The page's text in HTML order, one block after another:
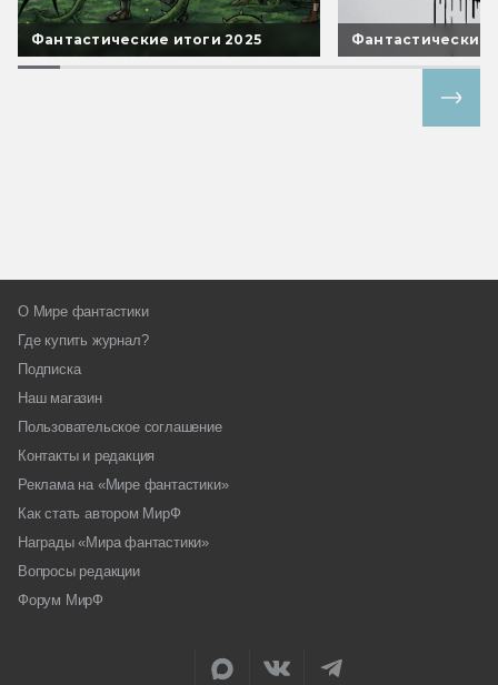
Фантастические итоги 2025 Фантастические
О Мире фантастики
Где купить журнал?
Подписка
Наш магазин
Пользовательское соглашение
Контакты и редакция
Реклама на «Мире фантастики»
Как стать автором МирФ
Награды «Мира фантастики»
Вопросы редакции
Форум МирФ